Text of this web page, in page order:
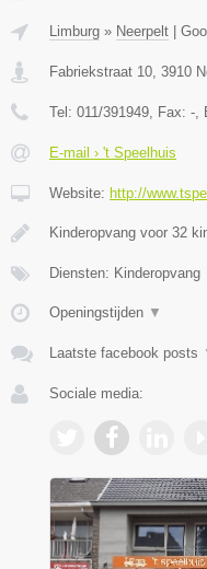
Limburg » Neerpelt |
Fabriekstraat 10 3910
Tel: 011/391949 , Fax: -
E-mail › 't Speelhuis
Website: http://
Kinderopvang voor 32
Diensten: Kinderopvang
Openingstijden ▼
Laatste facebook posts
Sociale media: